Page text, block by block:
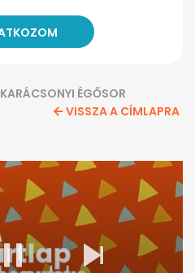
KARÁCSONYI ÉGŐSOR
VISSZA A CÍMLAPRA